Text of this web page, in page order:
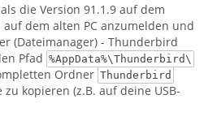
die Version 91.1.9 auf dem
auf dem alten PC anzumelden und
(Dateimanager) - Thunderbird
Pfad %AppData%\Thunderbird\
Ordner Thunderbird
kopieren (z.B. auf deine USB-